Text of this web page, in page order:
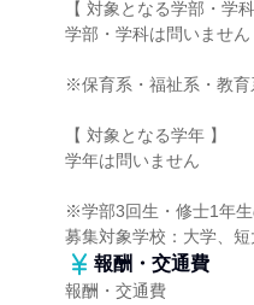
【 対象となる学部・学科
学部・学科は問いません
※保育系・福祉系・教
【 対象となる学年 】
学年は問いません
※学部3回生・修士1年
募集対象学校：大学、短
報酬・交通費
報酬・交通費